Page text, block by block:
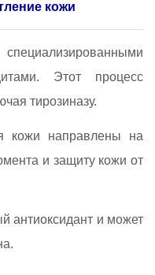
кожи
Этот процесс
тирозиназу.
кожи направлены на
и защиту кожи от
антиоксидант и может